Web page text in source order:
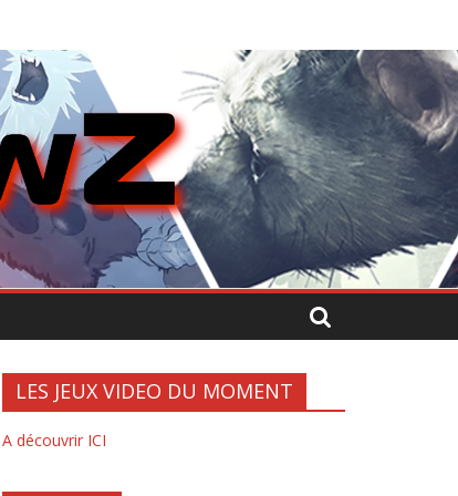
LES JEUX VIDEO DU MOMENT
A découvrir ICI